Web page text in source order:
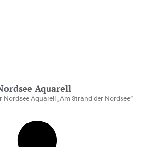
Aquarell
Nordsee Aquarell „Am Strand der Nordsee“